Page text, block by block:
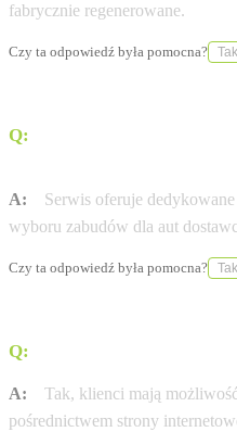
fabrycznie regenerowane.
Czy ta odpowiedź była pomocna? Tak
Q:
A:
Serwis oferuje
wyboru zabudów dla aut
Czy ta odpowiedź była pomocna? Tak
Q:
A:
Tak, klienci mają
pośrednictwem strony